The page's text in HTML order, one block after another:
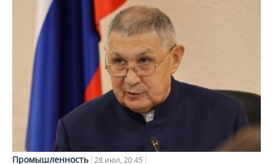
Промышленность 28 июл, 20:45